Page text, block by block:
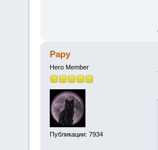
Papy
Hero Member
Публикации: 7934